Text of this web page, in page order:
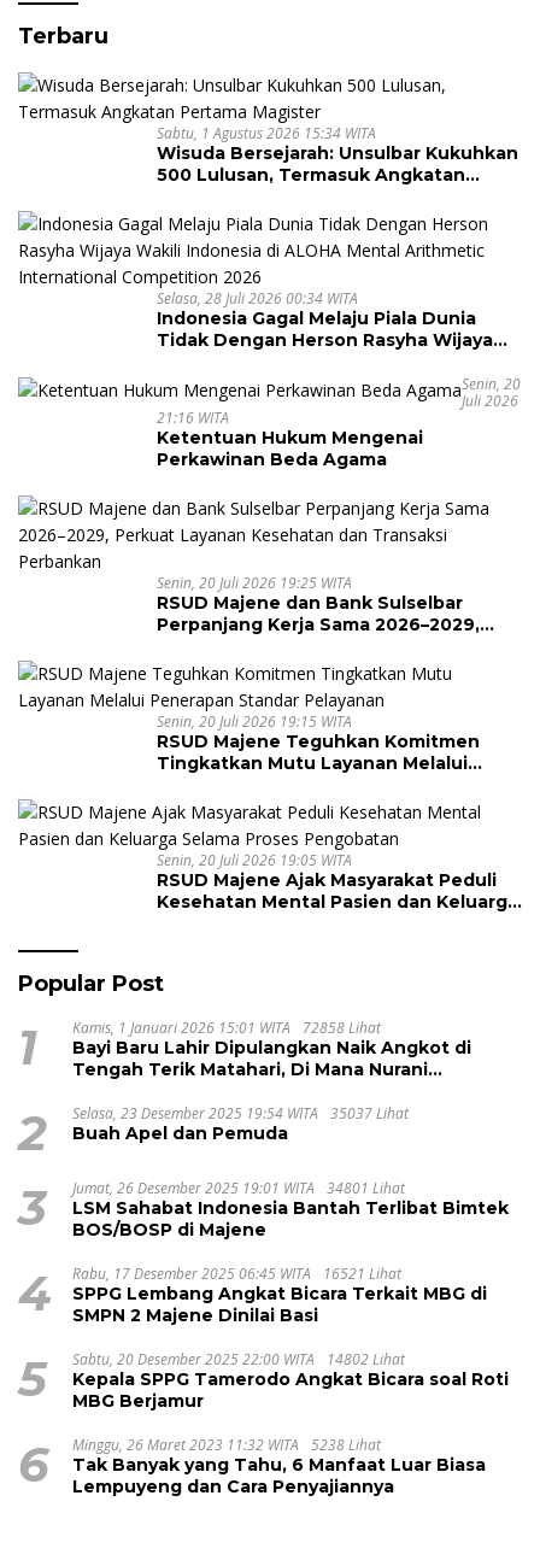
Terbaru
Sabtu, 1 Agustus 2026 15:34 WITA
Wisuda Bersejarah: Unsulbar Kukuhkan
500 Lulusan, Termasuk Angkatan
Selasa, 28 Juli 2026 00:34 WITA
Indonesia Gagal Melaju Piala Dunia
Tidak Dengan Herson Rasyha Wijaya
Arithmetic International Competition
Senin, 20
Juli 2026
21:16 WITA
Ketentuan Hukum Mengenai
Perkawinan Beda Agama
Senin, 20 Juli 2026 19:25 WITA
RSUD Majene dan Bank Sulselbar
Perpanjang Kerja Sama 2026–2029,
Transaksi Perbankan
Senin, 20 Juli 2026 19:15 WITA
RSUD Majene Teguhkan Komitmen
Tingkatkan Mutu Layanan Melalui
Senin, 20 Juli 2026 19:05 WITA
RSUD Majene Ajak Masyarakat Peduli
Kesehatan Mental Pasien dan Keluarga
Popular Post
1 Kamis, 1 Januari 2026 15:01 WITA 72858 Lihat
Bayi Baru Lahir Dipulangkan Naik Angkot di
Tengah Terik Matahari, Di Mana Nurani
2 Selasa, 23 Desember 2025 19:54 WITA 35037 Lihat
Buah Apel dan Pemuda
3 Jumat, 26 Desember 2025 19:01 WITA 34801 Lihat
LSM Sahabat Indonesia Bantah Terlibat Bimtek
BOS/BOSP di Majene
4 Rabu, 17 Desember 2025 06:45 WITA 16521 Lihat
SPPG Lembang Angkat Bicara Terkait MBG di
SMPN 2 Majene Dinilai Basi
5 Sabtu, 20 Desember 2025 22:00 WITA 14802 Lihat
Kepala SPPG Tamerodo Angkat Bicara soal Roti
MBG Berjamur
6 Minggu, 26 Maret 2023 11:32 WITA 5238 Lihat
Tak Banyak yang Tahu, 6 Manfaat Luar Biasa
Lempuyeng dan Cara Penyajiannya